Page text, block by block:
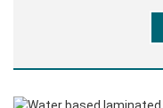
ลักษณะ: ขอ